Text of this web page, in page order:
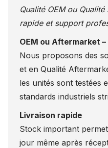
Qualité OEM ou
rapide et support
OEM ou Aftermarket
Nous proposons des
et en Qualité
les unités sont testées
standards industriels
Livraison rapide
Stock important
jour même après